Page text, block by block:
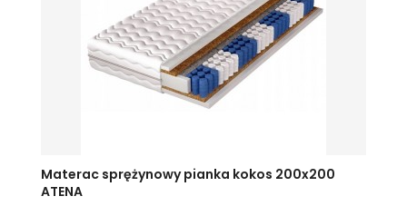
Materac sprężynowy pianka kokos 200x200
ATENA